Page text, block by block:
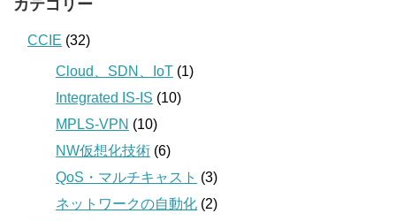
カテゴリー
CCIE (32)
Cloud、SDN、IoT (1)
Integrated IS-IS (10)
MPLS-VPN (10)
NW仮想化技術 (6)
QoS・マルチキャスト (3)
ネットワークの自動化 (2)